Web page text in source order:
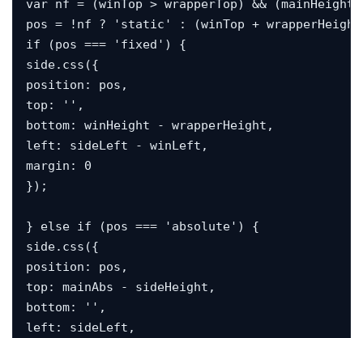
var nf = (winTop > wrapperTop) &&
pos = !nf ? 'static' : (winTop +
if (pos === 'fixed') {
side.css({
position: pos,
top: '',
bottom: winHeight - wrapperHeight,
left: sideLeft - winLeft,
margin: 0
});
} else if (pos === 'absolute') {
side.css({
position: pos,
top: mainAbs - sideHeight,
bottom: '',
left: sideLeft,